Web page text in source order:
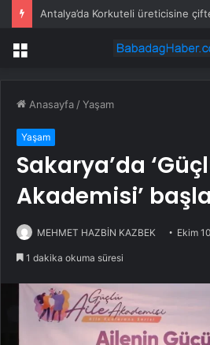
Antalya’da Korkuteli üreticisine
Menü
Anasayfa /Yaşam
Yaşam
Sakarya’da
Akademisi’
MEHMET HAZBİN KAZBEK Ekim
1 dakika okuma süresi